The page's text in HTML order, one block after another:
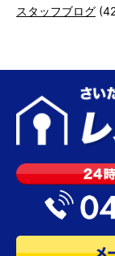
スタッフブログ